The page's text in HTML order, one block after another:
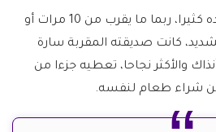
اعترف باسكال بأنه تم طرده كثيرا، ربما ما يقرب من 10 مرات أو
كانت صديقته المقربة سارة
والأكثر نجاحا، تعطيه جزءا من
من شراء طعام لنفسه.